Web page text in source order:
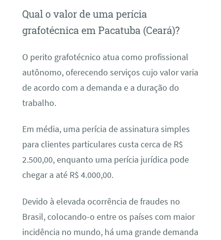
Qual o valor de uma perícia
grafotécnica em Pacatuba (Ceará)?
O perito grafotécnico atua como profissional
autônomo, oferecendo serviços cujo valor varia
de acordo com a demanda e a duração do
trabalho.
Em média, uma perícia de assinatura simples
para clientes particulares custa cerca de R$
2.500,00, enquanto uma perícia jurídica pode
chegar a até R$ 4.000,00.
Devido à elevada ocorrência de fraudes no
Brasil, colocando-o entre os países com maior
incidência no mundo, há uma grande demanda